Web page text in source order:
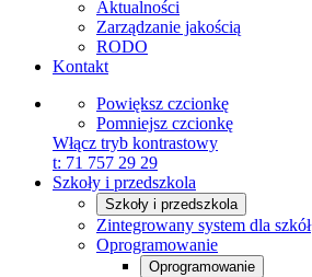
Aktualności
Zarządzanie jakością
RODO
Kontakt
Powiększ czcionkę
Pomniejsz czcionkę
Włącz tryb kontrastowy
t: 71 757 29 29
Szkoły i przedszkola
Szkoły i przedszkola
Zintegrowany system dla szkół
Oprogramowanie
Oprogramowanie